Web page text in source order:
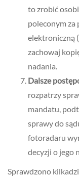
to zrobić
poleconym
elektroniczną
zachowaj
nadania.
Dalsze
rozpatrzy
mandatu,
sprawy do
fotoradaru
decyzji o jego
Sprawdzono